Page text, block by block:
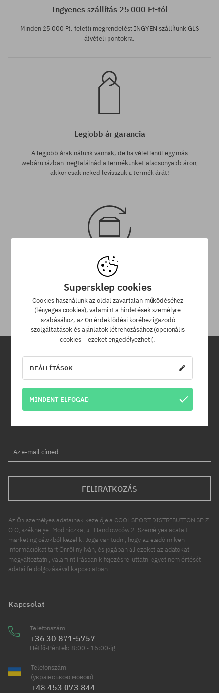
Ingyenes szállítás 25 000 Ft-tól
Minden 25 000 Ft. feletti megrendelést INGYEN szállítunk GLS
átvételi pontokra.
Legjobb ár garancia
A legjobb árak nálunk vannak, de ha véletlenül egy más
webáruházban megtalálnád a termékünket alacsonyabb áron,
akkor csak neked levisszük a termék árát!
30 nap az áru viszaküldésére
A termék visszaküldésére a csomag kézhezvételétől számítva
30 napod van.
és kedvezményeinkről!
Ráadásul kapsz egy -5% kedvezménykódot az egész
Az e-mail címed
FELIRATKOZÁS
Az Ön személyes adatainak kezelője a COOL SPORT DISTRIBUTION SP Z
O O, székhelye: Modlniczka, ul. Handlowców 2. Személyes adatait
marketing célokból kezelik. Joga van tudni, hogy az eladó milyen
információkat tart Önről nyilván, és jogában áll ezeket az adatokat
megváltoztatni, valamint írásban kifejezésre juttatni egyet nem értését
adatai feldolgozásával kapcsolatban.
Kapcsolat
Telefonszám
+36 30 871-5757
Hétfő-Péntek: 8:00 - 16:00-ig
Telefonszám
(українською мовою)
+48 453 073 844
Supersklep cookies
Cookies használunk az oldal zavartalan működéséhez
(lényeges cookies), valamint a hirdetések személyre
szabásához, az Ön érdeklődési köréhez igazodó
szolgáltatások és ajánlatok létrehozásához (opcionális
cookies – ezeket engedélyezheti).
BEÁLLÍTÁSOK
MINDENT ELFOGAD